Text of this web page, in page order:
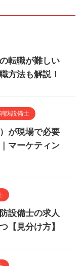
転職が難しい
方法も解説！
防設備士
が現場で必要
マーケティン
設備士の求人
【見分け方】